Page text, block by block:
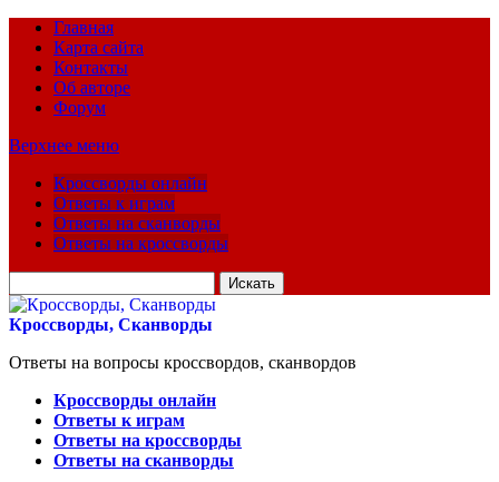
Главная
Карта сайта
Контакты
Об авторе
Форум
Верхнее меню
Кроссворды онлайн
Ответы к играм
Ответы на сканворды
Ответы на кроссворды
для:
Кроссворды, Сканворды
Ответы на вопросы кроссвордов, сканвордов
Кроссворды онлайн
Ответы к играм
Ответы на кроссворды
Ответы на сканворды